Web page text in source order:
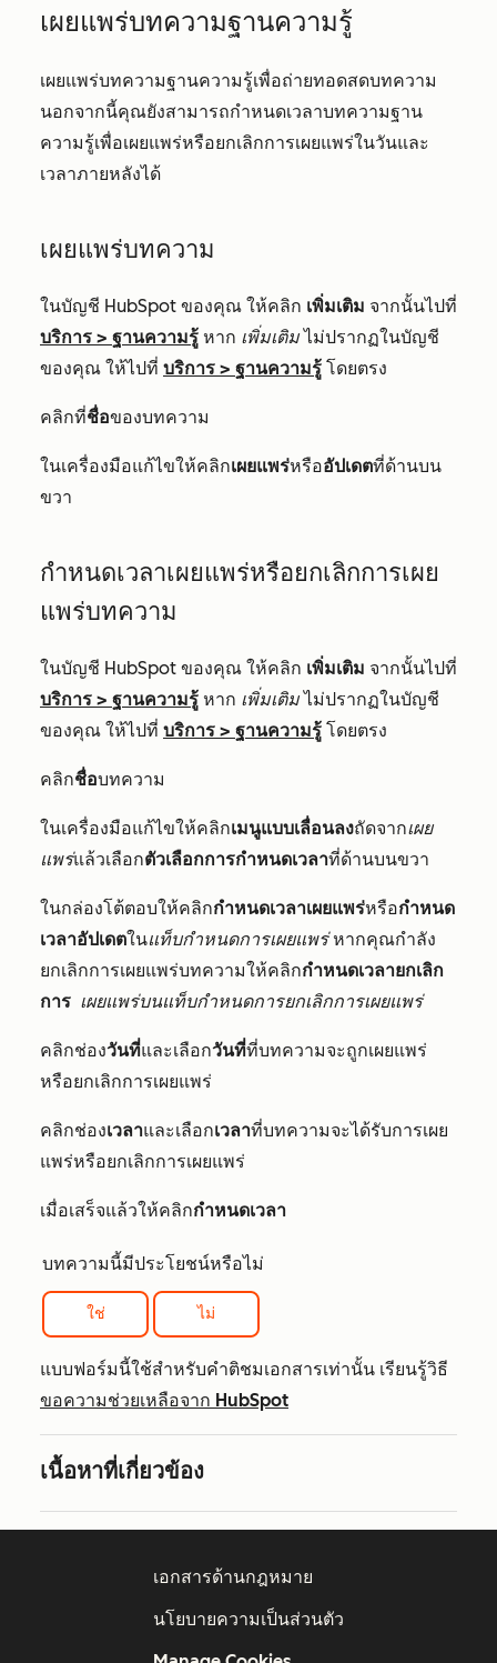
เผยแพร่บทความฐานความรู้
เผยแพร่บทความฐานความรู้เพื่อถ่ายทอดสดบทความ
นอกจากนี้คุณยังสามารถกำหนดเวลาบทความฐาน
ความรู้เพื่อเผยแพร่หรือยกเลิกการเผยแพร่ในวันและ
เวลาภายหลังได้
เผยแพร่บทความ
ในบัญชี HubSpot ของคุณ ให้คลิก เพิ่มเติม จากนั้นไปที่
บริการ > ฐานความรู้ หาก เพิ่มเติมไม่ปรากฏในบัญชี
ของคุณ ให้ไปที่ บริการ > ฐานความรู้ โดยตรง
คลิกที่ชื่อของบทความ
ในเครื่องมือแก้ไขให้คลิกเผยแพร่หรืออัปเดตที่ด้านบน
ขวา
กำหนดเวลาเผยแพร่หรือยกเลิกการเผย
แพร่บทความ
ในบัญชี HubSpot ของคุณ ให้คลิก เพิ่มเติม จากนั้นไปที่
บริการ > ฐานความรู้ หาก เพิ่มเติมไม่ปรากฏในบัญชี
ของคุณ ให้ไปที่ บริการ > ฐานความรู้ โดยตรง
คลิกชื่อบทความ
ในเครื่องมือแก้ไขให้คลิกเมนูแบบเลื่อนลงถัดจากเผย
แพร่แล้วเลือกตัวเลือกการกำหนดเวลาที่ด้านบนขวา
ในกล่องโต้ตอบให้คลิกกำหนดเวลาเผยแพร่หรือกำหนด
เวลาอัปเดตในแท็บกำหนดการเผยแพร่หากคุณกำลัง
ยกเลิกการเผยแพร่บทความให้คลิกกำหนดเวลายกเลิก
การ เผยแพร่บนแท็บกำหนดการยกเลิกการเผยแพร่
คลิกช่องวันที่และเลือกวันที่ที่บทความจะถูกเผยแพร่
หรือยกเลิกการเผยแพร่
คลิกช่องเวลาและเลือกเวลาที่บทความจะได้รับการเผย
แพร่หรือยกเลิกการเผยแพร่
เมื่อเสร็จแล้วให้คลิกกำหนดเวลา
บทความนี้มีประโยชน์หรือไม่
ใช่ ไม่
แบบฟอร์มนี้ใช้สำหรับคำติชมเอกสารเท่านั้น เรียนรู้วิธี
ขอความช่วยเหลือจาก HubSpot
เนื้อหาที่เกี่ยวข้อง
เอกสารด้านกฎหมาย
นโยบายความเป็นส่วนตัว